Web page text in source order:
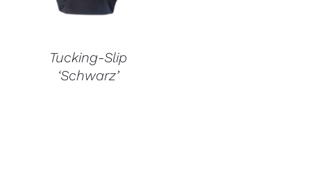
Tucking-Slip
‘Schwarz’